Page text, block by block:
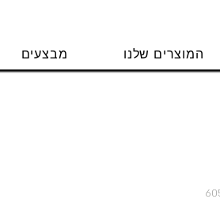
המוצרים שלנו מבצעים